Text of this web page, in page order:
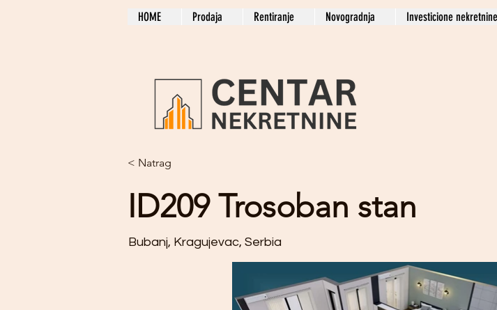
HOME Prodaja Rentiranje Novogradnja Investicione nekretnine
< Natrag
ID209 Trosoban stan
Bubanj, Kragujevac, Serbia